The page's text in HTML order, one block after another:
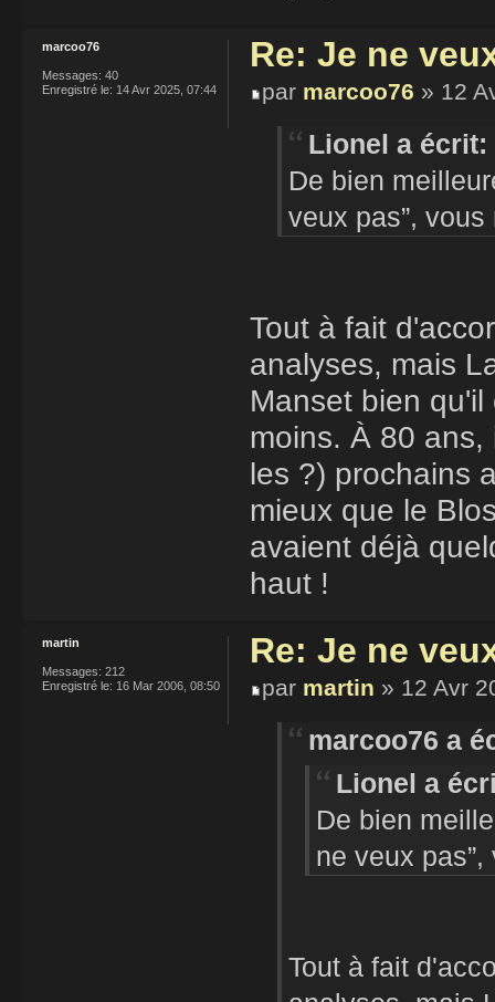
Re: Je ne
par marcoo76 » 12
Lionel a écrit:
De bien
veux pas”,
Tout à fait
analyses, mais
Manset bien
moins. À 80
les ?) prochains
mieux que le
avaient déjà
haut !
marcoo76
Messages: 40
Enregistré le: 14 Avr 2025, 07:44
Re: Je ne
par martin » 12 Avr
marcoo76 a
Lionel a
De bien
ne veux
Tout à fait
martin
Messages: 212
Enregistré le: 16 Mar 2006, 08:50